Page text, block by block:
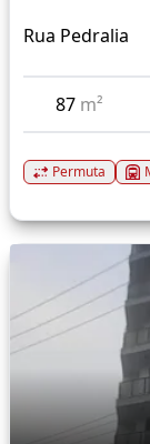
Rua Pedralia
87 m²
Permuta